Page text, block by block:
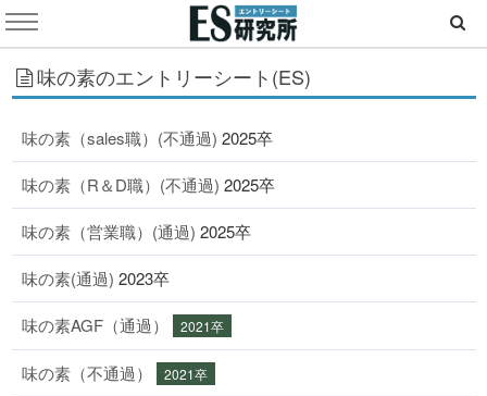
味の素のエントリーシート(ES)
味の素（sales職）(不通過) 2025卒
味の素（R＆D職）(不通過) 2025卒
味の素（営業職）(通過) 2025卒
味の素(通過) 2023卒
味の素AGF（通過） 2021卒
味の素（不通過） 2021卒